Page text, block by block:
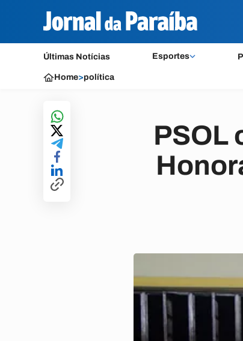
Últimas Notícias Esportes
Home>política
PSOL